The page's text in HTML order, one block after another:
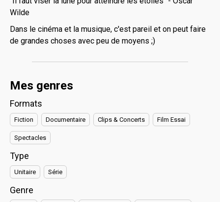
Wilde
Dans le cinéma et la musique, c'est pareil et on peut faire
de grandes choses avec peu de moyens ;)
Mes genres
Formats
Fiction Documentaire Clips & Concerts Film Essai
Spectacles
Type
Unitaire Série
Genre